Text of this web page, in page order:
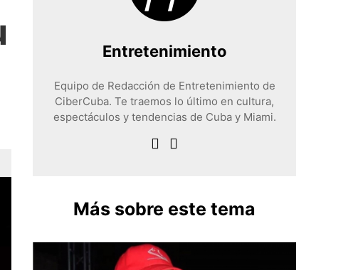
Entretenimiento
Equipo de Redacción de Entretenimiento de
CiberCuba. Te traemos lo último en cultura,
espectáculos y tendencias de Cuba y Miami.
Más sobre este tema